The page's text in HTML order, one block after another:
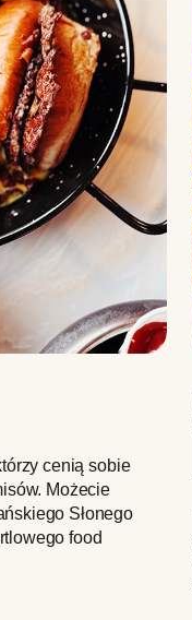
cenią sobie
Możecie
Słonego
food